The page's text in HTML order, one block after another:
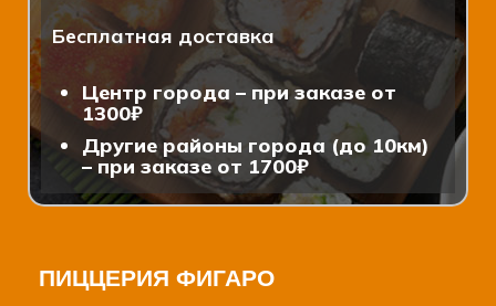
Бесплатная доставка
Центр города – при заказе от
1300₽
Другие районы города (до 10км)
– при заказе от 1700₽
ПИЦЦЕРИЯ ФИГАРО